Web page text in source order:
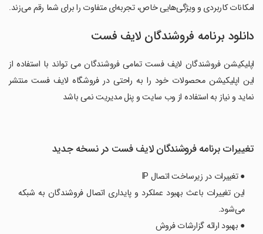
امکانات کاربردی و ویژگی‌هایی خاص، تجربه‌ای متفاوت را برای شما رقم می‌زند.
دانلود برنامه فروشندگان لایف فست
اپلیکیشن فروشندگان لایف فست تمامی فروشندگان می تواند با استفاده از
این اپلیکیشن محصولات خود را به راحتی در فروشگاه لایف فست منتشر
نماید و نیاز به استفاده از وب سایت و پنل مدیریت نمی باشد
تغییرات برنامه فروشندگان لایف فست در نسخه جدید
● تغییرات در زیرساخت اتصال IP
این تغییرات باعث بهبود عملکرد و پایداری اتصال فروشندگان به شبکه
می‌شود.
● بهبود ارائه گزارشات فروش